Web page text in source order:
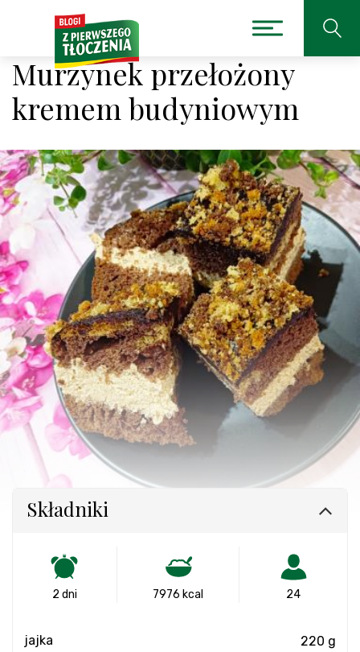
Murzynek przełożony
kremem budyniowym
Składniki
2 dni 7976 kcal 24
jajka 220 g